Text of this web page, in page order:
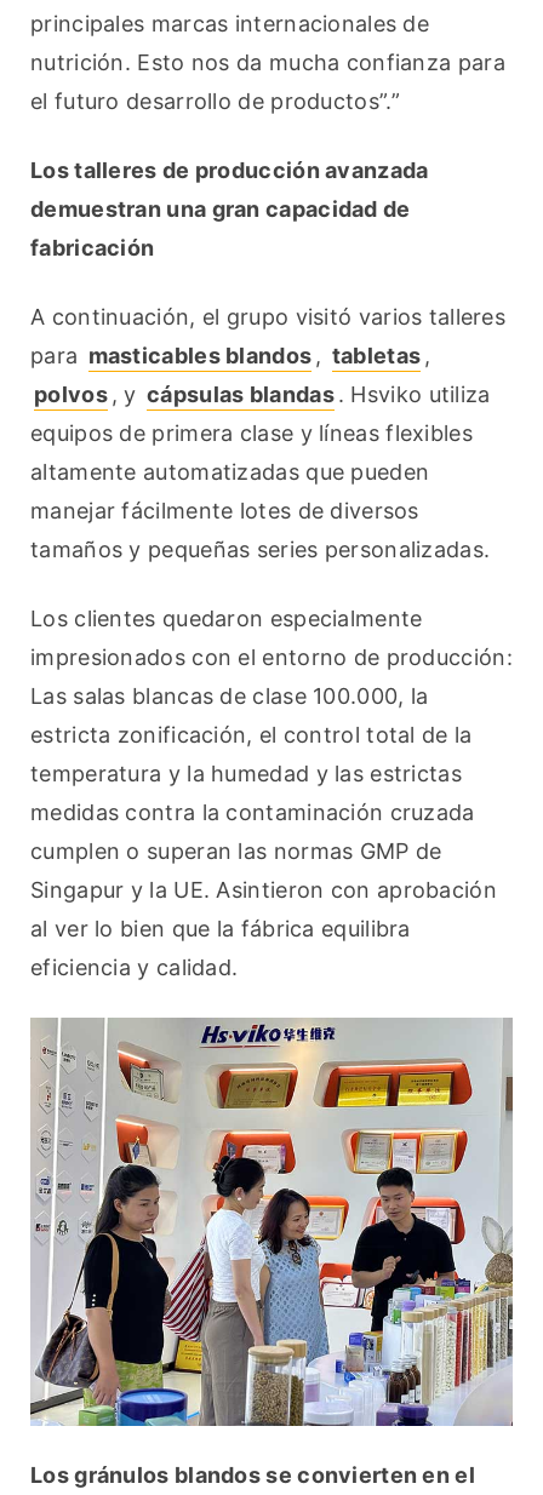
principales marcas internacionales de
nutrición. Esto nos da mucha confianza para
el futuro desarrollo de productos”.”
Los talleres de producción avanzada
demuestran una gran capacidad de
fabricación
A continuación, el grupo visitó varios talleres
para masticables blandos , tabletas
polvos , y cápsulas blandas. Hsviko utiliza
equipos de primera clase y líneas flexibles
altamente automatizadas que pueden
manejar fácilmente lotes de diversos
tamaños y pequeñas series personalizadas.
Los clientes quedaron especialmente
impresionados con el entorno de producción:
Las salas blancas de clase 100.000, la
estricta zonificación, el control total de la
temperatura y la humedad y las estrictas
medidas contra la contaminación cruzada
cumplen o superan las normas GMP de
Singapur y la UE. Asintieron con aprobación
al ver lo bien que la fábrica equilibra
eficiencia y calidad.
Los gránulos blandos se convierten en el